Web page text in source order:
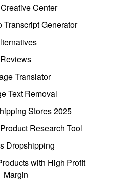
Center
Transcript Generator
Reviews
Translator
Text Removal
Stores 2025
Research Tool
Dropshipping
with High Profit
Margin